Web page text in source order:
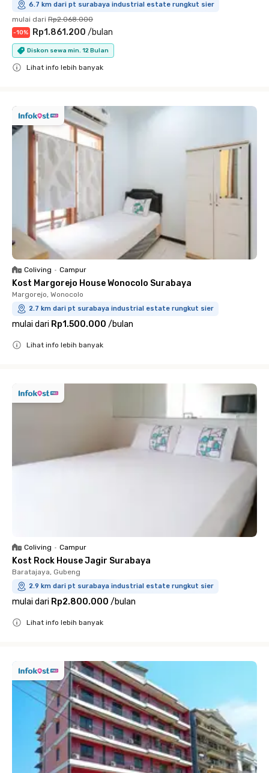
6.7 km dari pt surabaya industrial estate rungkut sier
mulai dari Rp2.068.000
-10% Rp1.861.200 /bulan
Diskon sewa min. 12 Bulan
Lihat info lebih banyak
Coliving • Campur
Kost Margorejo House Wonocolo Surabaya
Margorejo, Wonocolo
2.7 km dari pt surabaya industrial estate rungkut sier
mulai dari Rp1.500.000 /bulan
Lihat info lebih banyak
Coliving • Campur
Kost Rock House Jagir Surabaya
Baratajaya, Gubeng
2.9 km dari pt surabaya industrial estate rungkut sier
mulai dari Rp2.800.000 /bulan
Lihat info lebih banyak